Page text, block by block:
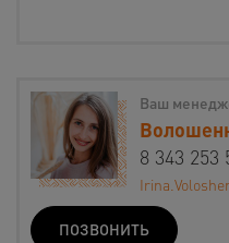
Ваш
8 343 253
ПОЗВОНИТЬ